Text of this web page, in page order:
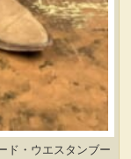
ド・ウエスタンブー